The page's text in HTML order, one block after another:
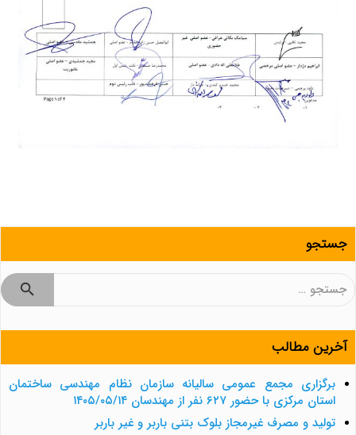
جستجو
جستجو
آخرین مطالب
برگزاری مجمع عمومی سالیانه سازمان نظام مهندسی ساختمان
استان مرکزی با حضور ۶۲۷ نفر از مهندسان ۱۴۰۵/۰۵/۱۴
تولید و مصرف غیرمجاز بلوک بتنی باربر و غیر باربر